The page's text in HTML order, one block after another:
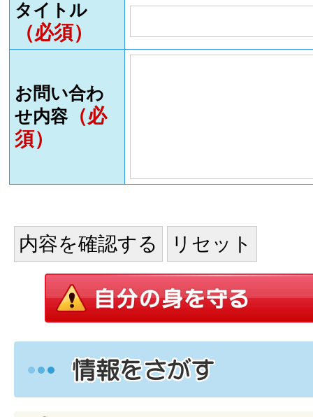
タイトル
（必須）
お問い合わ
せ内容（必
須）